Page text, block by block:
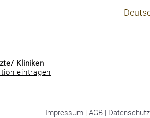
Kliniken
eintragen
Impressum | AGB | Datenschutz